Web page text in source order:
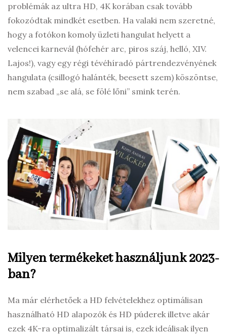
problémák az ultra HD, 4K korában csak tovább
fokozódtak mindkét esetben. Ha valaki nem szeretné,
hogy a fotókon komoly üzleti hangulat helyett a
velencei karnevál (hófehér arc, piros száj, helló, XIV.
Lajos!), vagy egy régi tévéhíradó pártrendezvényének
hangulata (csillogó halánték, beesett szem) köszöntse,
nem szabad „se alá, se fölé lőni” smink terén.
Milyen termékeket használjunk 2023-
ban?
Ma már elérhetőek a HD felvételekhez optimálisan
használható HD alapozók és HD púderek illetve akár
ezek 4K-ra optimalizált társai is, ezek ideálisak ilyen